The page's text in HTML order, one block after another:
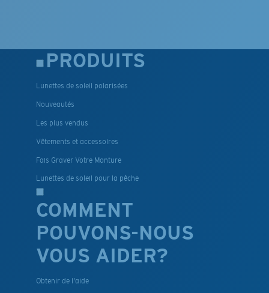
PRODUITS
Lunettes de soleil polarisées
Nouveautés
Les plus vendus
Vêtements et accessoires
Fais Graver Votre Monture
Lunettes de soleil pour la pêche
COMMENT
POUVONS-NOUS
VOUS AIDER?
Obtenir de l'aide